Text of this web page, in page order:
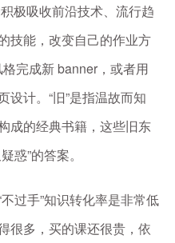
极吸收前沿技术、流行趋
技能，改变自己的作业方
完成新 banner，或者用
设计。“旧”是指温故而知
成的经典书籍，这些旧东
惑”的答案。
过手”知识转化率是非常低
很多，买的课还很贵，依